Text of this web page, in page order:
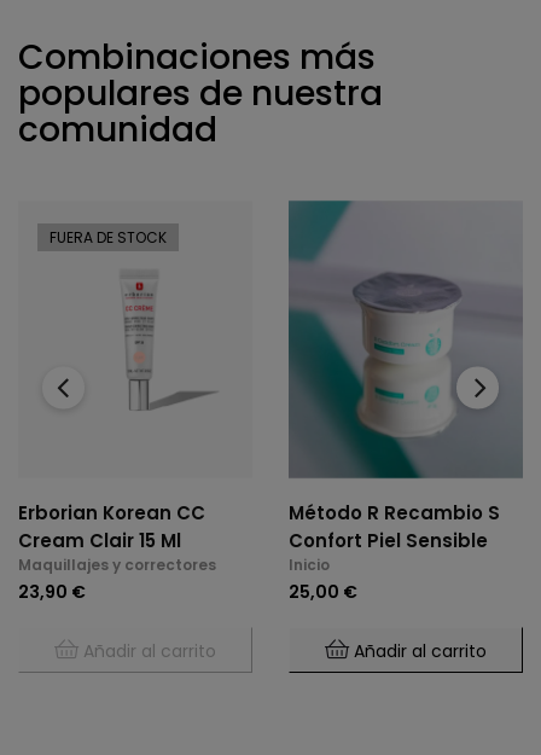
Combinaciones más
populares de nuestra
comunidad
FUERA DE STOCK
Erborian Korean CC
Cream Clair 15 Ml
Maquillajes y correctores
23,90 €
Añadir al carrito
Método R Recambio S
Confort Piel Sensible
Inicio
25,00 €
Añadir al carrito
‹ ›